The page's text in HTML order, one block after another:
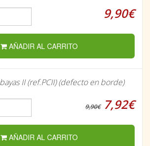
9,90€
AÑADIR AL CARRITO
II (ref.PCII) (defecto en borde)
9,90€7,92€
AÑADIR AL CARRITO